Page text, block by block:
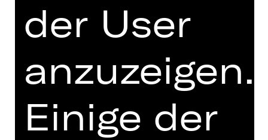
sicherlich ein Geniestreich.
Ebenso wichtig aber war die
Entscheidung, die Geschichte als
Musical zu erzählen, in dem sich die
Jugendlichen mit der kongenialen
Musik von Bernstein ihren Frust, ihre
Wut und ihre Hoffnungslosigkeit von
der Seele tanzen können. Melissa
der User
anzuzeigen.
Einige der